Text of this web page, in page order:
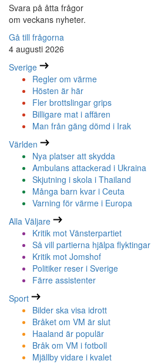
Svara på åtta frågor
om veckans nyheter.
Gå till frågorna
4 augusti 2026
Sverige
Regler om värme
Hösten är här
Fler brottslingar grips
Billigare mat i affären
Man från gäng dömd i Irak
Världen
Nya platser att skydda
Ambulans attackerad i Ukraina
Skjutning i skola i Thailand
Många barn kvar i Ceuta
Varning för värme i Europa
Alla Väljare
Kritik mot Vänsterpartiet
Så vill partierna hjälpa flyktingar
Kritik mot Jomshof
Politiker reser i Sverige
Färre assistenter
Sport
Bilder ska visa idrott
Bråket om VM är slut
Haaland är populär
Bråk om VM i fotboll
Mjällby vidare i kvalet